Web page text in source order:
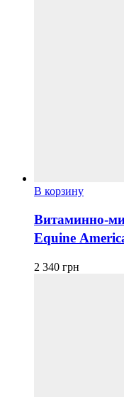
В корзину
Витаминно-
Equine
2 340 грн